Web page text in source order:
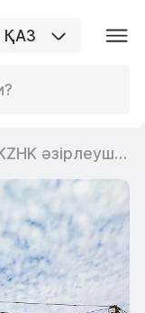
ҚАЗ
KZHK әзірлеушілердің жауапкершілігін күшейтуді ұсынады